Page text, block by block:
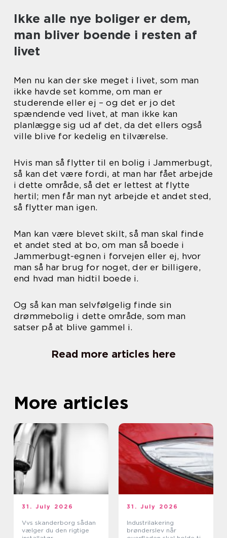
Ikke alle nye boliger er dem,
man bliver boende i resten af
livet
Men nu kan der ske meget i livet, som man
ikke havde set komme, om man er
studerende eller ej – og det er jo det
spændende ved livet, at man ikke kan
planlægge sig ud af det, da det ellers også
ville blive for kedelig en tilværelse.
Hvis man så flytter til en bolig i Jammerbugt,
så kan det være fordi, at man har fået arbejde
i dette område, så det er lettest at flytte
hertil; men får man nyt arbejde et andet sted,
så flytter man igen.
Man kan være blevet skilt, så man skal finde
et andet sted at bo, om man så boede i
Jammerbugt-egnen i forvejen eller ej, hvor
man så har brug for noget, der er billigere,
end hvad man hidtil boede i.
Og så kan man selvfølgelig finde sin
drømmebolig i dette område, som man
satser på at blive gammel i.
Read more articles here
More articles
31. July 2026
Vvs skanderborg sådan
vælger du den rigtige
31. July 2026
Industrilakering
brønderslev når